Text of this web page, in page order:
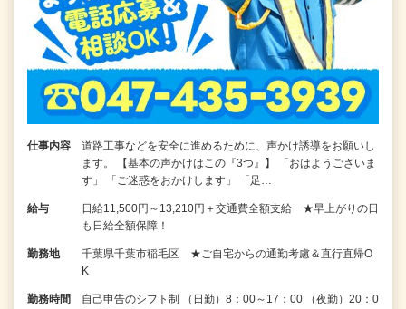
仕事内容
道路工事などを安全に進めるために、声かけ誘導をお願いし
ます。 【基本の声かけはこの『3つ』】 「おはようございま
す」 「ご迷惑をおかけします」 「足…
給与
日給11,500円～13,210円＋交通費全額支給 ★早上がりの日
も日給全額保障！
勤務地
千葉県千葉市稲毛区 ★ご自宅からの通勤考慮＆直行直帰O
K
勤務時間
自己申告のシフト制 （日勤）8：00～17：00 （夜勤）20：0